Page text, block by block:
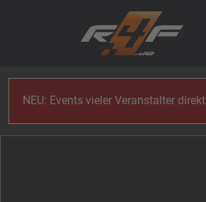
NEU: Events vieler Veranstalter